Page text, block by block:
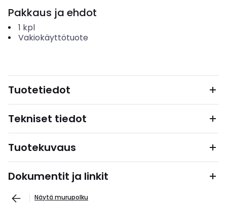
Pakkaus ja ehdot
1 kpl
Vakiokäyttötuote
Tuotetiedot
Tekniset tiedot
Tuotekuvaus
Dokumentit ja linkit
Näytä murupolku